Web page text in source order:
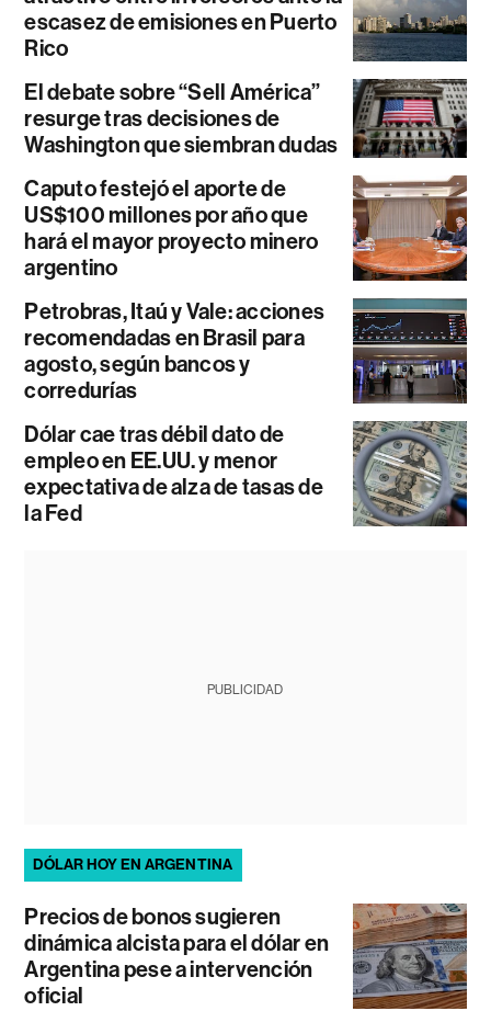
escasez de emisiones en Puerto
Rico
El debate sobre “Sell América”
resurge tras decisiones de
Washington que siembran dudas
Caputo festejó el aporte de
US$100 millones por año que
hará el mayor proyecto minero
argentino
Petrobras, Itaú y Vale: acciones
recomendadas en Brasil para
agosto, según bancos y
corredurías
Dólar cae tras débil dato de
empleo en EE.UU. y menor
expectativa de alza de tasas de
la Fed
PUBLICIDAD
DÓLAR HOY EN ARGENTINA
Precios de bonos sugieren
dinámica alcista para el dólar en
Argentina pese a intervención
oficial